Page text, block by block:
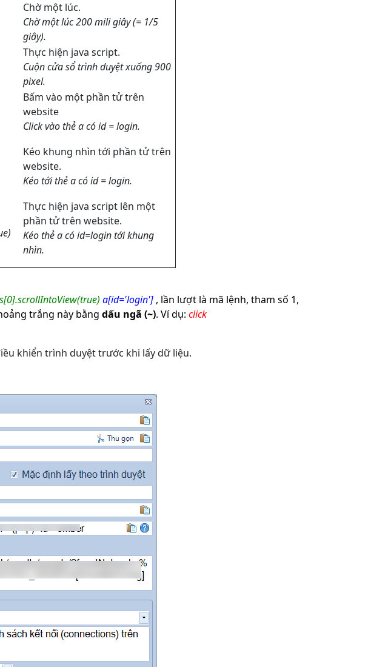
Chờ một lúc.
Chờ một lúc 200 mili giây (= 1/5
giây).
Thực hiện java script.
Cuộn cửa sổ trình duyệt xuống 900
pixel.
Bấm vào một phần tử trên
website
Click vào thẻ a có id = login.
Kéo khung nhìn tới phần tử trên
website.
Kéo tới thẻ a có id = login.
Thực hiện java script lên một
phần tử trên website.
Kéo thẻ a có id=login tới khung
nhìn.
a[id='login'] , lần lượt là mã lệnh, tham số 1,
trắng này bằng dấu ngã (~). Ví dụ: click
khiển trình duyệt trước khi lấy dữ liệu.